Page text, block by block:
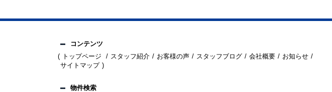
コンテンツ
トップページ
スタッフ紹介 お客様の声 スタッフブログ 会社概要
お知らせ
サイトマップ
物件検索